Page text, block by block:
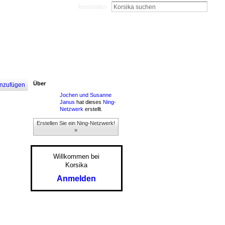
Über
Jochen und Susanne
Janus hat dieses Ning-
Netzwerk erstellt.
Erstellen Sie ein Ning-Netzwerk!
»
Willkommen bei
Korsika
Anmelden